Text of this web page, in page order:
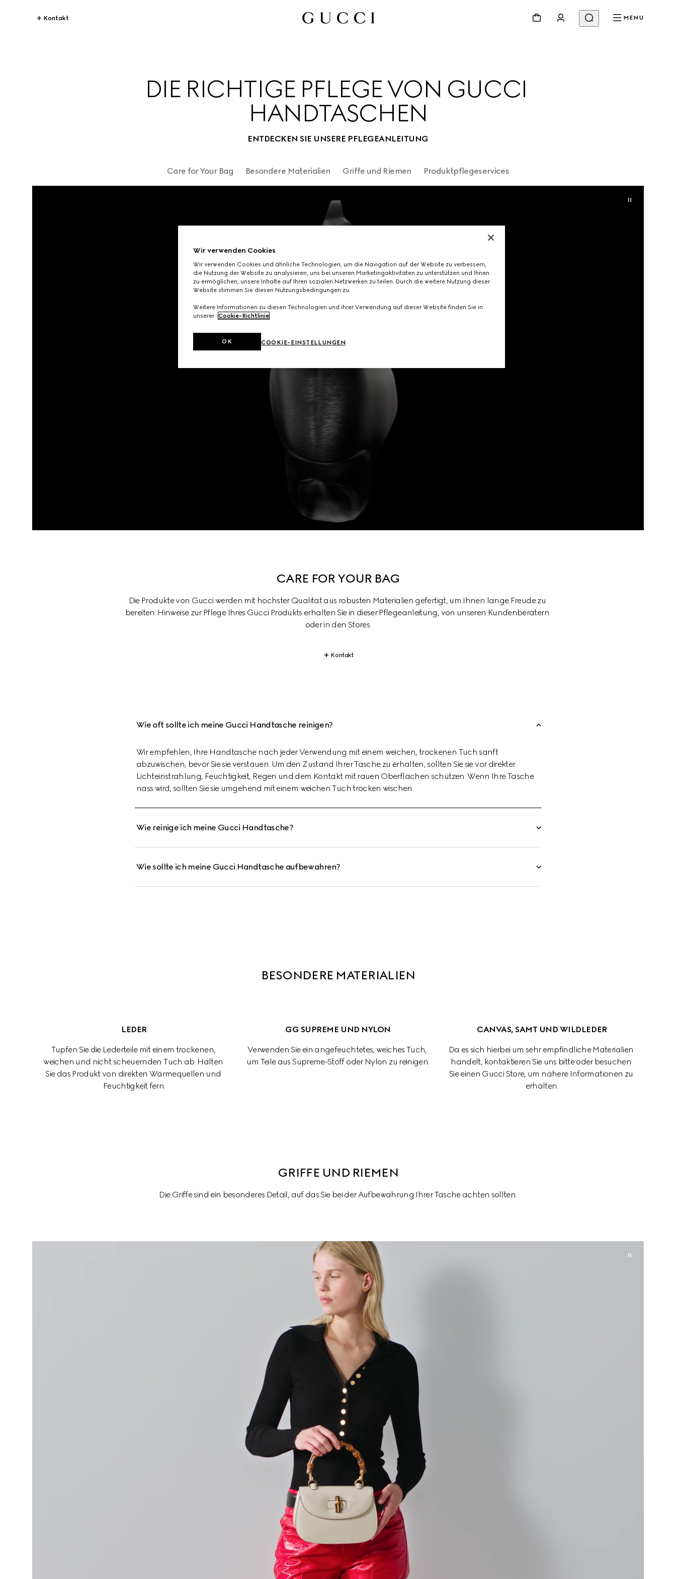
Kontakt MENU
DIE RICHTIGE PFLEGE VON GUCCI
HANDTASCHEN
ENTDECKEN SIE UNSERE PFLEGEANLEITUNG
Care for Your Bag Besondere Materialien Griffe und Riemen Produktpflegeservices
CARE FOR YOUR BAG
Die Produkte von Gucci werden mit höchster Qualität aus robusten Materialien gefertigt, um Ihnen lange Freude zu
bereiten. Hinweise zur Pflege Ihres Gucci Produkts erhalten Sie in dieser Pflegeanleitung, von unseren Kundenberatern
oder in den Stores.
Kontakt
Wie oft sollte ich meine Gucci Handtasche reinigen?
Wir empfehlen, Ihre Handtasche nach jeder Verwendung mit einem weichen, trockenen Tuch sanft
abzuwischen, bevor Sie sie verstauen. Um den Zustand Ihrer Tasche zu erhalten, sollten Sie sie vor direkter
Lichteinstrahlung, Feuchtigkeit, Regen und dem Kontakt mit rauen Oberflächen schützen. Wenn Ihre Tasche
nass wird, sollten Sie sie umgehend mit einem weichen Tuch trocken wischen.
Wie reinige ich meine Gucci Handtasche?
Wie sollte ich meine Gucci Handtasche aufbewahren?
BESONDERE MATERIALIEN
LEDER
Tupfen Sie die Lederteile mit einem trockenen,
weichen und nicht scheuernden Tuch ab. Halten
Sie das Produkt von direkten Wärmequellen und
Feuchtigkeit fern.
GG SUPREME UND NYLON
Verwenden Sie ein angefeuchtetes, weiches Tuch,
um Teile aus Supreme-Stoff oder Nylon zu reinigen.
CANVAS, SAMT UND WILDLEDER
Da es sich hierbei um sehr empfindliche Materialien
handelt, kontaktieren Sie uns bitte oder besuchen
Sie einen Gucci Store, um nähere Informationen zu
erhalten.
GRIFFE UND RIEMEN
Die Griffe sind ein besonderes Detail, auf das Sie bei der Aufbewahrung Ihrer Tasche achten sollten.
Wir verwenden Cookies
Wir verwenden Cookies und ähnliche Technologien, um die Navigation auf der Website zu verbessern,
die Nutzung der Website zu analysieren, uns bei unseren Marketingaktivitäten zu unterstützen und Ihnen
zu ermöglichen, unsere Inhalte auf Ihren sozialen Netzwerken zu teilen. Durch die weitere Nutzung dieser
Website stimmen Sie diesen Nutzungsbedingungen zu.
Weitere Informationen zu diesen Technologien und ihrer Verwendung auf dieser Website finden Sie in
unserer Cookie-Richtlinie.
COOKIE-EINSTELLUNGEN
OK